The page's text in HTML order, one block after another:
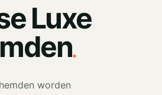
Luxe
.
worden